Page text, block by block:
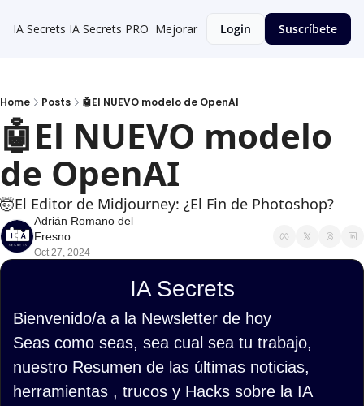
IA Secrets IA Secrets PRO Mejorar Login Suscríbete
Home Posts 🤖El NUEVO modelo de OpenAI
🤖El NUEVO modelo
de OpenAI
🤯El Editor de Midjourney: ¿El Fin de Photoshop?
Adrián Romano del
Fresno
Oct 27, 2024
IA Secrets
Bienvenido/a a la Newsletter de hoy
Seas como seas, sea cual sea tu trabajo,
nuestro Resumen de las últimas noticias,
herramientas , trucos y Hacks sobre la IA